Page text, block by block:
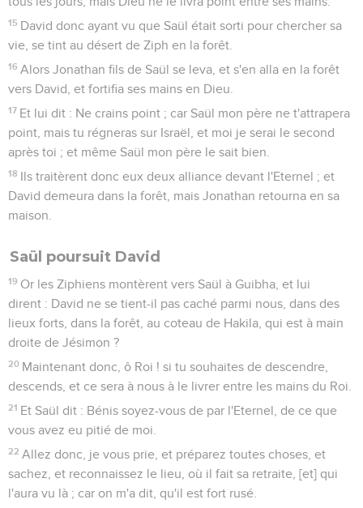
15 David donc ayant vu que Saül était sorti pour chercher sa
vie, se tint au désert de Ziph en la forêt.
16 Alors Jonathan fils de Saül se leva, et s'en alla en la forêt
vers David, et fortifia ses mains en Dieu.
17 Et lui dit : Ne crains point ; car Saül mon père ne t'attrapera
point, mais tu régneras sur Israël, et moi je serai le second
après toi ; et même Saül mon père le sait bien.
18 Ils traitèrent donc eux deux alliance devant l'Eternel ; et
David demeura dans la forêt, mais Jonathan retourna en sa
maison.
Saül poursuit David
19 Or les Ziphiens montèrent vers Saül à Guibha, et lui
dirent : David ne se tient-il pas caché parmi nous, dans des
lieux forts, dans la forêt, au coteau de Hakila, qui est à main
droite de Jésimon ?
20 Maintenant donc, ô Roi ! si tu souhaites de descendre,
descends, et ce sera à nous à le livrer entre les mains du Roi.
21 Et Saül dit : Bénis soyez-vous de par l'Eternel, de ce que
vous avez eu pitié de moi.
22 Allez donc, je vous prie, et préparez toutes choses, et
sachez, et reconnaissez le lieu, où il fait sa retraite, [et] qui
l'aura vu là ; car on m'a dit, qu'il est fort rusé.